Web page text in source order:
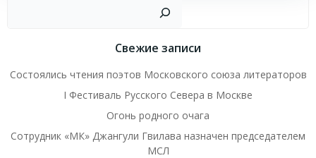
Свежие записи
Состоялись чтения поэтов Московского союза литераторов
I Фестиваль Русского Севера в Москве
Огонь родного очага
Сотрудник «МК» Джангули Гвилава назначен председателем
МСЛ